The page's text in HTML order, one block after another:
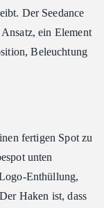
Der Seedance
ein Element
Beleuchtung
fertigen Spot zu
unten
Enthüllung,
Haken ist, dass